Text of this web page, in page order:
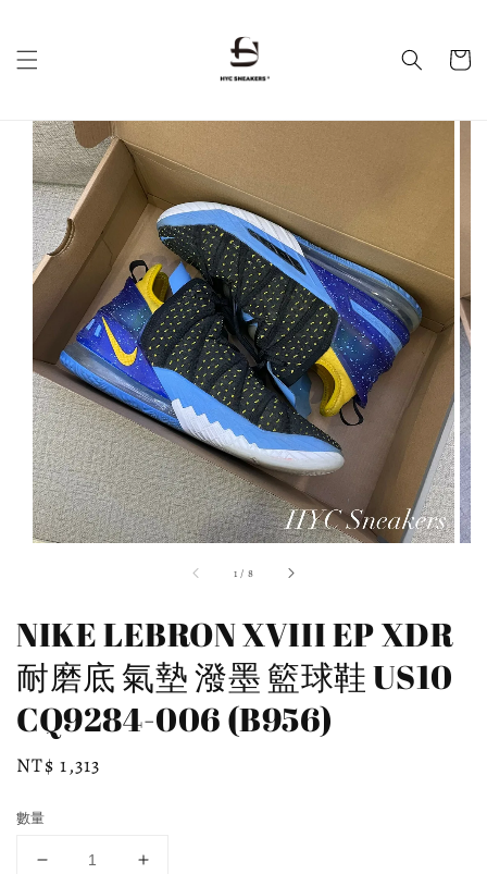
1 / 8
NIKE LEBRON XVIII EP XDR
耐磨底 氣墊 潑墨 籃球鞋 US10
CQ9284-006 (B956)
Regular
NT$ 1,313
數量